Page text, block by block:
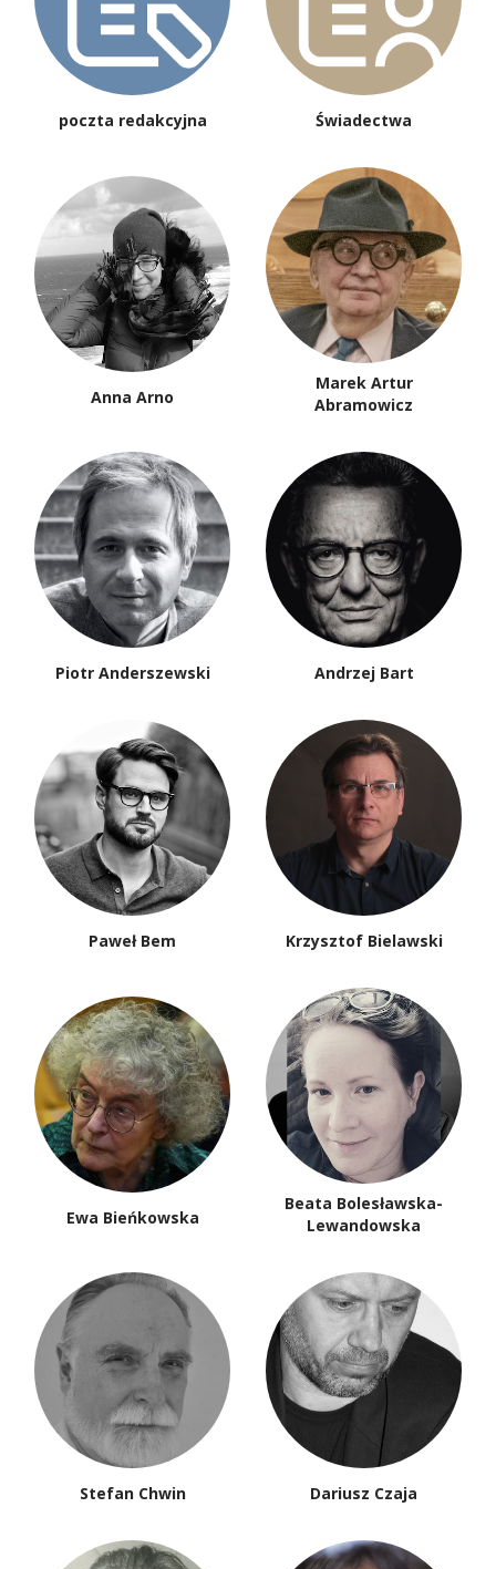
poczta redakcyjna Świadectwa
Anna Arno
Marek Artur
Abramowicz
Piotr Anderszewski Andrzej Bart
Paweł Bem Krzysztof Bielawski
Ewa Bieńkowska
Beata Bolesławska-
Lewandowska
Stefan Chwin Dariusz Czaja